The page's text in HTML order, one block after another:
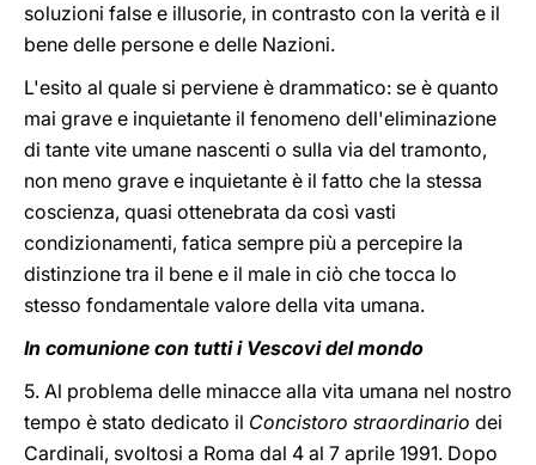
soluzioni false e illusorie, in contrasto con la verità e il
bene delle persone e delle Nazioni.
L'esito al quale si perviene è drammatico: se è quanto
mai grave e inquietante il fenomeno dell'eliminazione
di tante vite umane nascenti o sulla via del tramonto,
non meno grave e inquietante è il fatto che la stessa
coscienza, quasi ottenebrata da così vasti
condizionamenti, fatica sempre più a percepire la
distinzione tra il bene e il male in ciò che tocca lo
stesso fondamentale valore della vita umana.
In comunione con tutti i Vescovi del mondo
5. Al problema delle minacce alla vita umana nel nostro
tempo è stato dedicato il Concistoro straordinario dei
Cardinali, svoltosi a Roma dal 4 al 7 aprile 1991. Dopo